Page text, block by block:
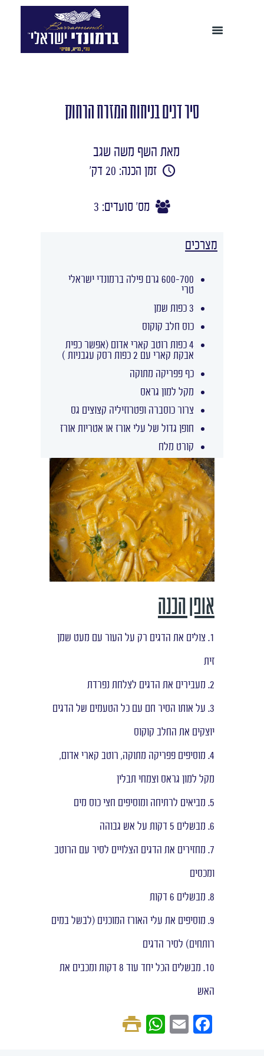
סיר דגים בניחוח המזרח הרחוק
מאת השף משה שגב
זמן הכנה: 20 דק'
מס' סועדים: 3
מצרכים
600-700 גרם פילה ברמונדי ישראלי
טרי
3 כפות שמן
כוס חלב קוקוס
4 כפות רוטב קארי אדום (אפשר כפית
אבקת קארי עם 2 כפות רסק עגבניות )
כף פפריקה מתוקה
מקל למון גראס
צרור כוסברה ופטרוזיליה קצוצים גס
חופן גדול של עלי אורז או אטריות אורז
קורט מלח
אופן הכנה
1. צולים את הדגים רק על העור עם מעט שמן
זית
2. מעבירים את הדגים לצלחת נפרדת
3. על אותו הסיר חם עם כל הטעמים של הדגים
יוצקים את החלב קוקוס
4. מוסיפים פפריקה מתוקה, רוטב קארי אדום,
מקל למון גראס וצמחי תבלין
5. מביאים לרתיחה ומוסיפים חצי כוס מים
6. מבשלים 5 דקות על אש גבוהה
7. מחזירים את הדגים הצלויים לסיר עם הרוטב
ומכסים
8. מבשלים 6 דקות
9. מוסיפים את עלי האורז המוכנים (לבשל במים
רותחים) לסיר הדגים
10. מבשלים הכל יחד עוד 8 דקות ומכבים את
האש
F
E
W